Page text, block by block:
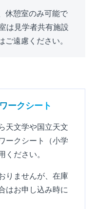
休憩室のみ可能で
は見学者共有施設
遠慮ください。
ークシート
天文学や国立天文
ークシート（小学
ださい。
りませんが、在庫
はお申し込み時に